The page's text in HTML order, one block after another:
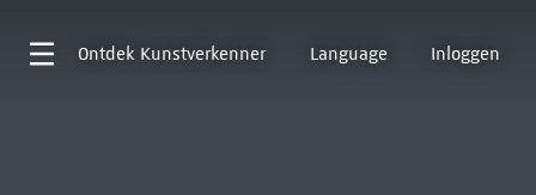
Ontdek Kunstverkenner Language Inloggen